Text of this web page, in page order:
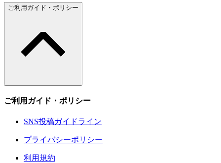
ご利用ガイド・ポリシー
ご利用ガイド・ポリシー
SNS投稿ガイドライン
プライバシーポリシー
利用規約